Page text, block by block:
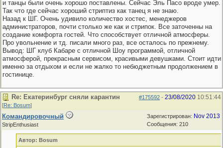
и танцы были очень хорошо поставлены. Сейчас Эль Пасо вроде умер.
Так что где сейчас хороший стриптиз как танец я не знаю.
Назад к ШГ. Очень удивило количество хостес, менеджеров
администраторов, почти столько же как и стрипок. Все заточенны на
создание комфорта гостей. Что способствует отличной атмосферы.
Про увольнение и тд. писали много раз, все осталось по прежнему.
Вывод: ШГ клуб Кабаре с отличной Шоу программой, отличной
атмосферой, прекрасным сервисом, красивыми девушками. Стоит идти
именно за отдыхом и если не жалко то небюджетным продолжением в
гостинице.
#175592 - 23/08/2020 10:51:44
Re: Екатеринбург сняли карантин
[Re: Bosum]
Зарегистрирован: Nov 2013
Сообщения: 210
Командировочный
StripEnthusiast
Автор: Bosum